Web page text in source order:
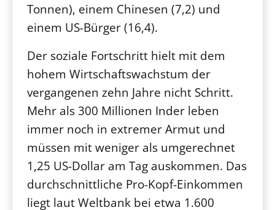
Tonnen), einem Chinesen (7,2) und
einem US-Bürger (16,4).
Der soziale Fortschritt hielt mit dem
hohem Wirtschaftswachstum der
vergangenen zehn Jahre nicht Schritt.
Mehr als 300 Millionen Inder leben
immer noch in extremer Armut und
müssen mit weniger als umgerechnet
1,25 US-Dollar am Tag auskommen. Das
durchschnittliche Pro-Kopf-Einkommen
liegt laut Weltbank bei etwa 1.600